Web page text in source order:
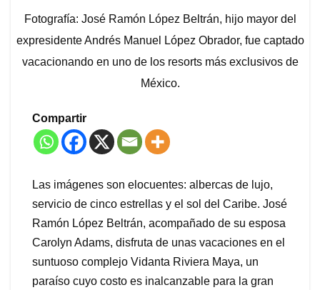
Fotografía: José Ramón López Beltrán, hijo mayor del
expresidente Andrés Manuel López Obrador, fue captado
vacacionando en uno de los resorts más exclusivos de
México.
Compartir
Las imágenes son elocuentes: albercas de lujo,
servicio de cinco estrellas y el sol del Caribe. José
Ramón López Beltrán, acompañado de su esposa
Carolyn Adams, disfruta de unas vacaciones en el
suntuoso complejo Vidanta Riviera Maya, un
paraíso cuyo costo es inalcanzable para la gran